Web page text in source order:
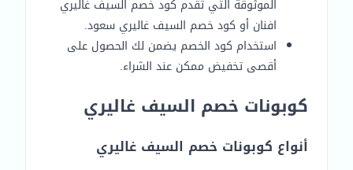
الموثوقة التي تقدم كود خصم السيف غاليري
افنان أو كود خصم السيف غاليري سعود.
استخدام كود الخصم يضمن لك الحصول على
أقصى تخفيض ممكن عند الشراء.
كوبونات خصم السيف غاليري
أنواع كوبونات خصم السيف غاليري